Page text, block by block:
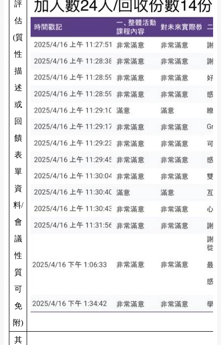
評
估
(質
性
描
述
或
回
饋
表
單
資
料/
會
議
性
質
可
免
附)
其